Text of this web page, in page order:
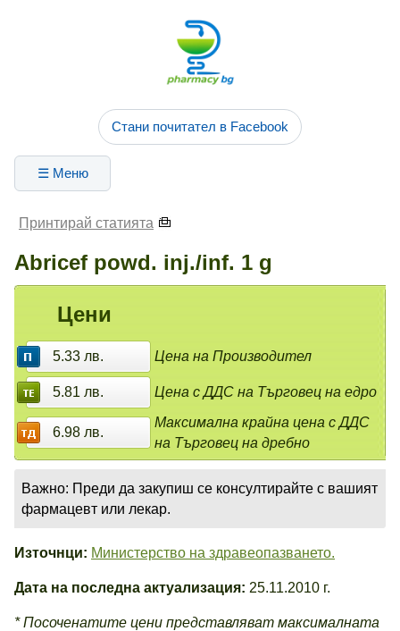
Стани почитател в Facebook
☰ Меню
Принтирай статията
Abricef powd. inj./inf. 1 g
Цени
5.33 лв. Цена на Производител
5.81 лв. Цена с ДДС на Търговец на едро
6.98 лв.
Максимална крайна цена с ДДС
на Търговец на дребно
Важно: Преди да закупиш се консултирайте с вашият
фармацевт или лекар.
Източнци: Министерство на здравеопазването.
Дата на последна актуализация: 25.11.2010 г.
* Посоченатите цени представляват максималната